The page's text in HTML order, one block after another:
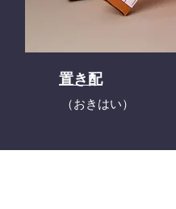
置き配
（おきはい）